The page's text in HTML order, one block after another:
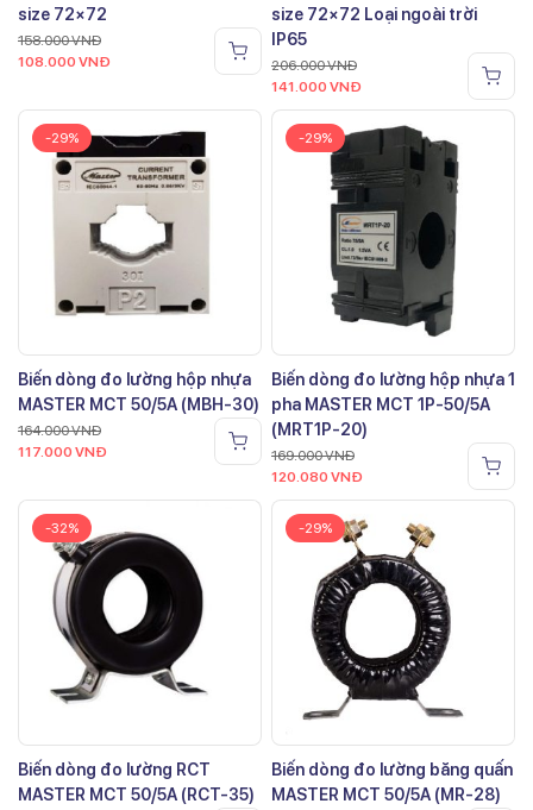
size 72×72
158.000VNĐ
108.000 VNĐ
size 72×72 Loại ngoài trời
IP65
206.000VNĐ
141.000 VNĐ
-29%
Biến dòng đo lường hộp nhựa
MASTER MCT 50/5A (MBH-30)
164.000VNĐ
117.000 VNĐ
-29%
Biến dòng đo lường hộp nhựa 1
pha MASTER MCT 1P-50/5A
(MRT1P-20)
169.000VNĐ
120.080 VNĐ
-32%
Biến dòng đo lường RCT
MASTER MCT 50/5A (RCT-35)
-29%
Biến dòng đo lường băng quấn
MASTER MCT 50/5A (MR-28)